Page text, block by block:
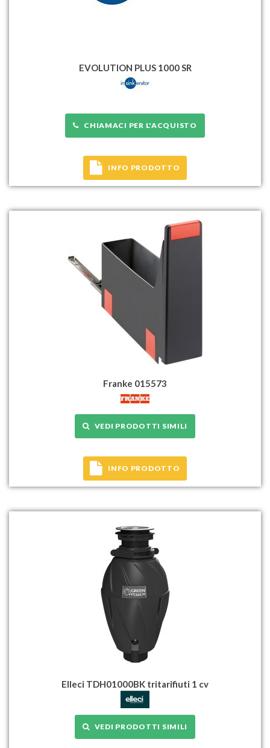
EVOLUTION PLUS 1000 SR
CHIAMACI PER L'ACQUISTO
INFO PRODOTTO
Franke 015573
VEDI PRODOTTI SIMILI
INFO PRODOTTO
Elleci TDH01000BK tritarifiuti 1 cv
VEDI PRODOTTI SIMILI